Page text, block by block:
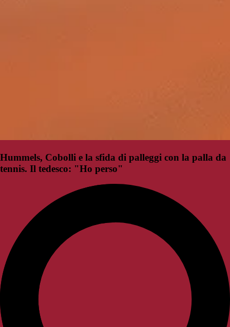
Hummels, Cobolli e la sfida di palleggi con la palla da
tennis. Il tedesco: "Ho perso"